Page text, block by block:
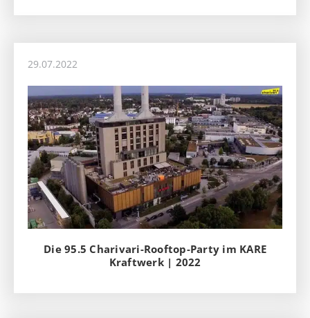
29.07.2022
Die 95.5 Charivari-Rooftop-Party im KARE
Kraftwerk | 2022